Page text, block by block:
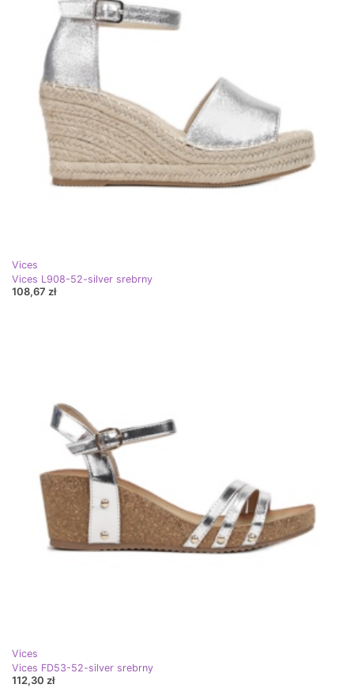
Vices
Vices L908-52-silver srebrny
108,67 zł
Vices
Vices FD53-52-silver srebrny
112,30 zł